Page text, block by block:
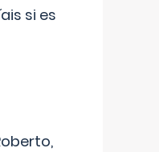
si es